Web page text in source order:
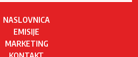
NASLOVNICA
EMISIJE
MARKETING